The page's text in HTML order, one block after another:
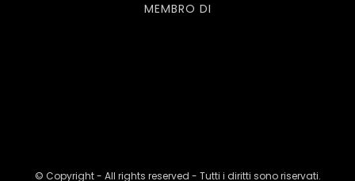
MEMBRO DI
© Copyright - All rights reserved - Tutti i diritti sono riservati.